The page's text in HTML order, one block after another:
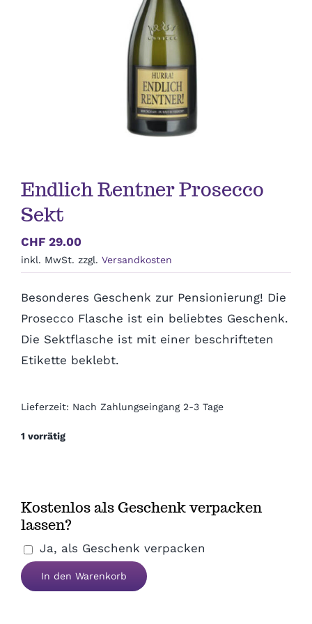
Kommunion & Konfirmation
Polterabend
Frühling / Ostern
Geburt
Firmenjubiläum
Zum Abschied
Danke & Mitbringsel
Einzug
Endlich Rentner Prosecco
Sekt
CHF29.00
inkl. MwSt. zzgl. Versandkosten
Besonderes Geschenk zur Pensionierung! Die
Prosecco Flasche ist ein beliebtes Geschenk.
Die Sektflasche ist mit einer beschrifteten
Etikette beklebt.
Lieferzeit: Nach Zahlungseingang 2-3 Tage
1 vorrätig
Kostenlos als Geschenk verpacken
lassen?
Ja, als Geschenk verpacken
Endlich
Rentner
In den Warenkorb